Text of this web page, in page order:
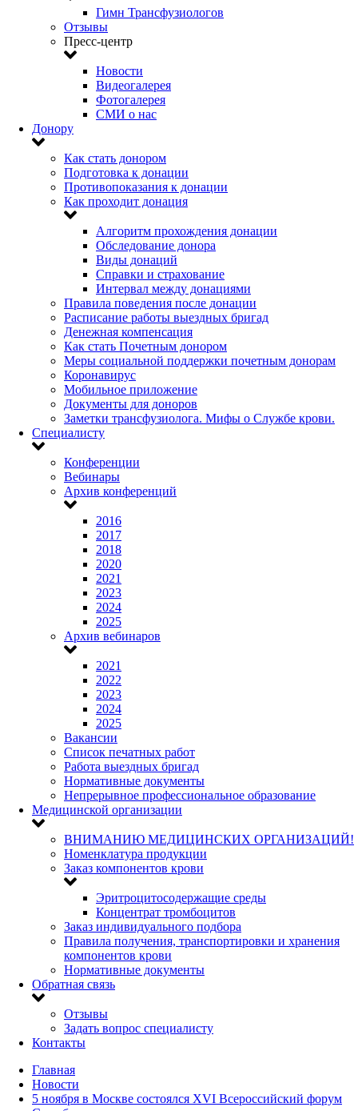
Гимн Трансфузиологов
Отзывы
Пресс-центр
Новости
Видеогалерея
Фотогалерея
СМИ о нас
Донору
Как стать донором
Подготовка к донации
Противопоказания к донации
Как проходит донация
Алгоритм прохождения донации
Обследование донора
Виды донаций
Справки и страхование
Интервал между донациями
Правила поведения после донации
Расписание работы выездных бригад
Денежная компенсация
Как стать Почетным донором
Меры социальной поддержки почетным донорам
Коронавирус
Мобильное приложение
Документы для доноров
Заметки трансфузиолога. Мифы о Службе крови.
Специалисту
Конференции
Вебинары
Архив конференций
2016
2017
2018
2020
2021
2023
2024
2025
Архив вебинаров
2021
2022
2023
2024
2025
Вакансии
Список печатных работ
Работа выездных бригад
Нормативные документы
Непрерывное профессиональное образование
Медицинской организации
ВНИМАНИЮ МЕДИЦИНСКИХ ОРГАНИЗАЦИЙ!
Номенклатура продукции
Заказ компонентов крови
Эритроцитосодержащие среды
Концентрат тромбоцитов
Заказ индивидуального подбора
Правила получения, транспортировки и хранения
компонентов крови
Нормативные документы
Обратная связь
Отзывы
Задать вопрос специалисту
Контакты
Главная
Новости
5 ноября в Москве состоялся XVI Всероссийский форум